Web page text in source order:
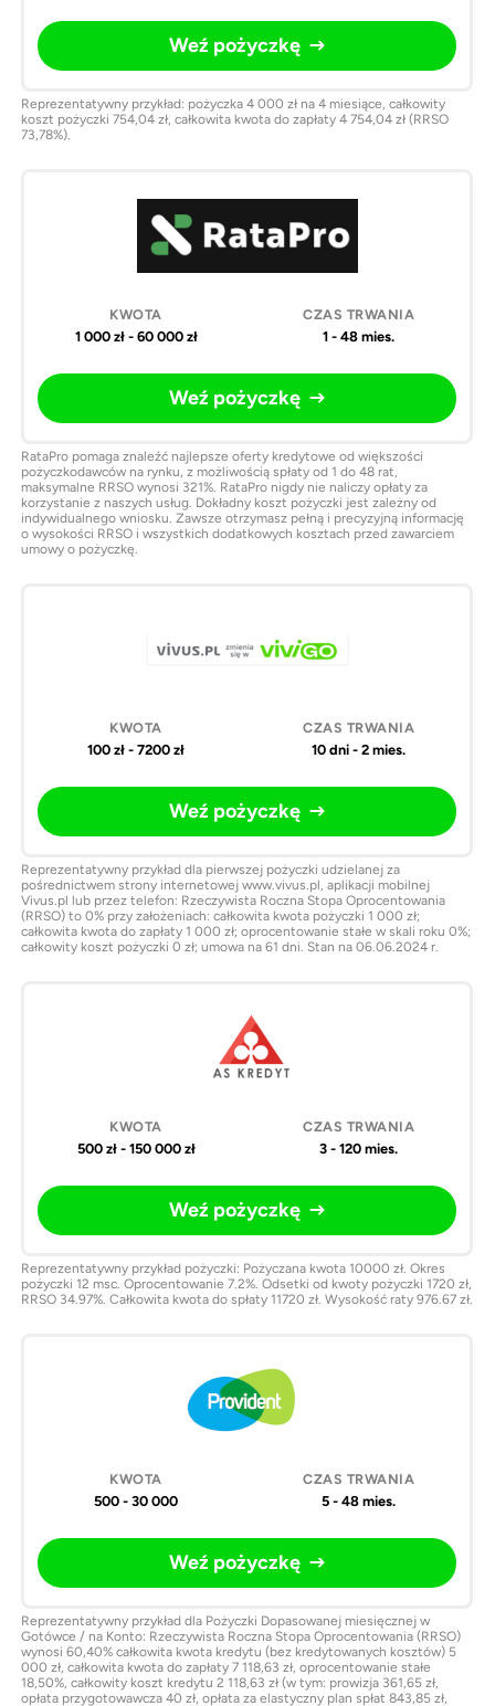
Weź pożyczkę
Reprezentatywny przykład: pożyczka 4 000 zł na 4 miesiące, całkowity
koszt pożyczki 754,04 zł, całkowita kwota do zapłaty 4 754,04 zł (RRSO
73,78%).
1 000 zł - 60 000 zł 1 - 48 mies.
Weź pożyczkę
RataPro pomaga znaleźć najlepsze oferty kredytowe od większości
pożyczkodawców na rynku, z możliwością spłaty od 1 do 48 rat,
maksymalne RRSO wynosi 321%. RataPro nigdy nie naliczy opłaty za
korzystanie z naszych usług. Dokładny koszt pożyczki jest zależny od
indywidualnego wniosku. Zawsze otrzymasz pełną i precyzyjną informację
o wysokości RRSO i wszystkich dodatkowych kosztach przed zawarciem
umowy o pożyczkę.
100 zł - 7200 zł 10 dni - 2 mies.
Weź pożyczkę
Reprezentatywny przykład dla pierwszej pożyczki udzielanej za
pośrednictwem strony internetowej www.vivus.pl, aplikacji mobilnej
Vivus.pl lub przez telefon: Rzeczywista Roczna Stopa Oprocentowania
(RRSO) to 0% przy założeniach: całkowita kwota pożyczki 1 000 zł;
całkowita kwota do zapłaty 1 000 zł; oprocentowanie stałe w skali roku 0%;
całkowity koszt pożyczki 0 zł; umowa na 61 dni. Stan na 06.06.2024 r.
500 zł - 150 000 zł 3 - 120 mies.
Weź pożyczkę
Reprezentatywny przykład pożyczki: Pożyczana kwota 10000 zł. Okres
pożyczki 12 msc. Oprocentowanie 7.2%. Odsetki od kwoty pożyczki 1720 zł,
RRSO 34.97%. Całkowita kwota do spłaty 11720 zł. Wysokość raty 976.67 zł.
500 - 30 000 5 - 48 mies.
Weź pożyczkę
Reprezentatywny przykład dla Pożyczki Dopasowanej miesięcznej w
Gotówce / na Konto: Rzeczywista Roczna Stopa Oprocentowania (RRSO)
wynosi 60,40% całkowita kwota kredytu (bez kredytowanych kosztów) 5
000 zł, całkowita kwota do zapłaty 7 118,63 zł, oprocentowanie stałe
18,50%, całkowity koszt kredytu 2 118,63 zł (w tym: prowizja 361,65 zł,
opłata przygotowawcza 40 zł, opłata za elastyczny plan spłat 843,85 zł,